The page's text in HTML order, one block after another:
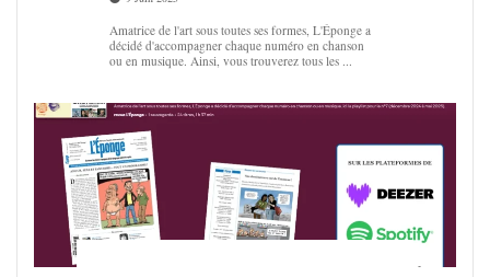
Amatrice de l'art sous toutes ses formes, L'Éponge a
décidé d'accompagner chaque numéro en chanson
ou en musique. Ainsi, vous trouverez tous les ...